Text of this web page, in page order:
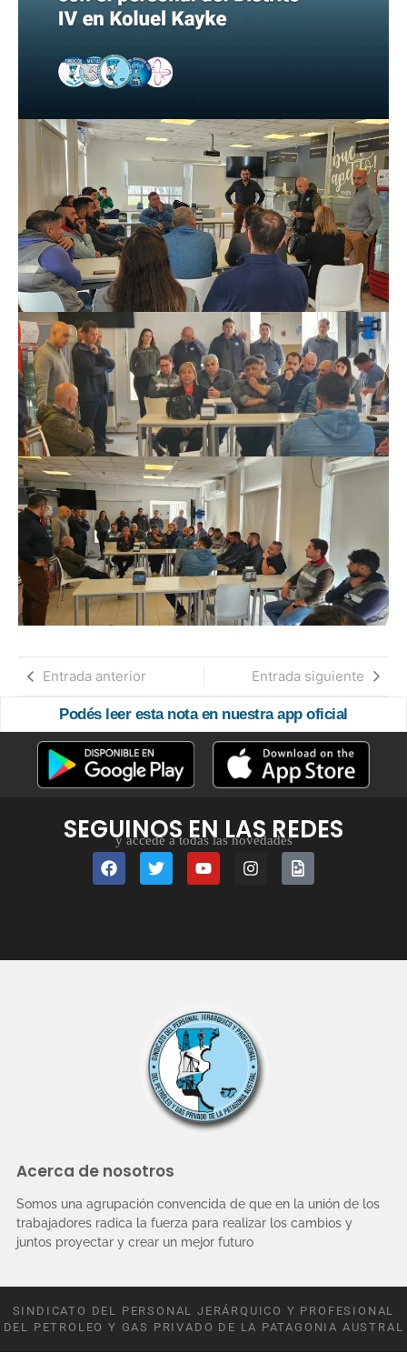
Entrada anterior Entrada siguiente
Podés leer esta nota en nuestra app oficial
SEGUINOS EN LAS REDES
y accedé a todas las novedades
Acerca de nosotros
Somos una agrupación convencida de que en la unión de los
trabajadores radica la fuerza para realizar los cambios y
juntos proyectar y crear un mejor futuro
SINDICATO DEL PERSONAL JERÁRQUICO Y PROFESIONAL
DEL PETROLEO Y GAS PRIVADO DE LA PATAGONIA AUSTRAL